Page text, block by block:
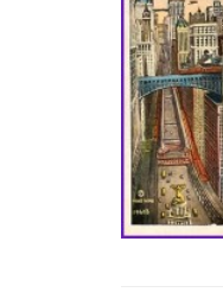
ZONE DE MÉTAMORPHOSE